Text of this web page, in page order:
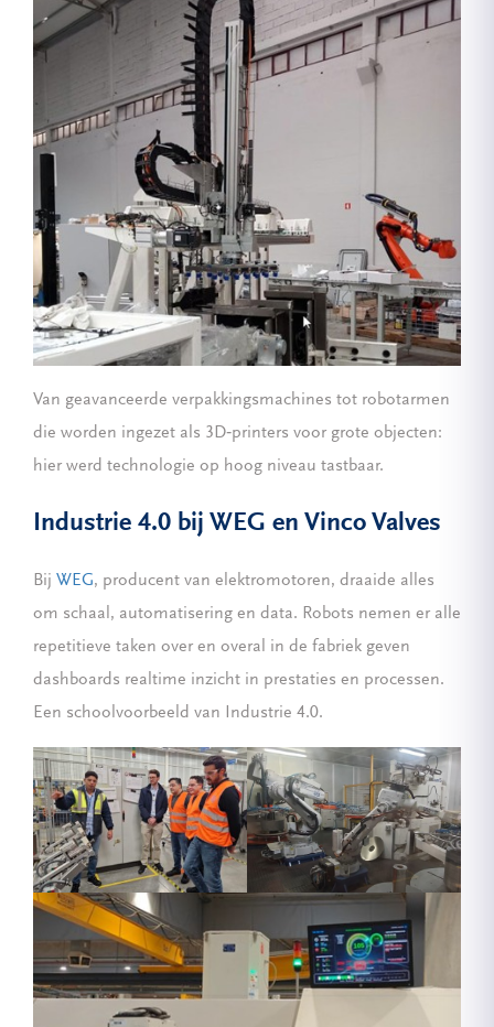
Van geavanceerde verpakkingsmachines tot robotarmen
die worden ingezet als 3D‑printers voor grote objecten:
hier werd technologie op hoog niveau tastbaar.
Industrie 4.0 bij WEG en Vinco Valves
Bij WEG, producent van elektromotoren, draaide alles
om schaal, automatisering en data. Robots nemen er alle
repetitieve taken over en overal in de fabriek geven
dashboards realtime inzicht in prestaties en processen.
Een schoolvoorbeeld van Industrie 4.0.